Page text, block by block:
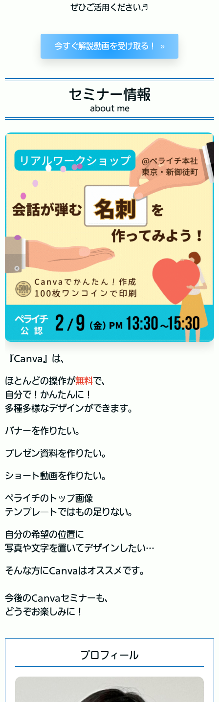
ぜひご活用ください♬
今すぐ解説動画を受け取る！
セミナー情報
about me
『Canva』は、
ほとんどの操作が無料で、
自分で！かんたんに！
多種多様なデザインができます。
バナーを作りたい。
プレゼン資料を作りたい。
ショート動画を作りたい。
ペライチのトップ画像
テンプレ―トではもの足りない。
自分の希望の位置に
写真や文字を置いてデザインしたい…
そんな方にCanvaはオススメです。
今後のCanvaセミナーも、
どうぞお楽しみに！
プロフィール